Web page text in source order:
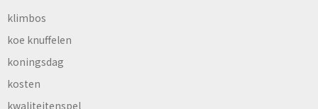
klimbos
koe knuffelen
koningsdag
kosten
kwaliteitenspel